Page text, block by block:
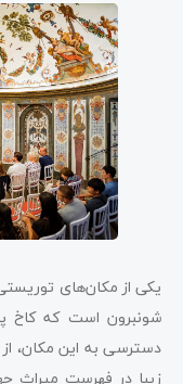
یکی از مکان‌های
شونبرون است که کاخ
دسترسی به این مکان،
زیبا در فهرست میراث